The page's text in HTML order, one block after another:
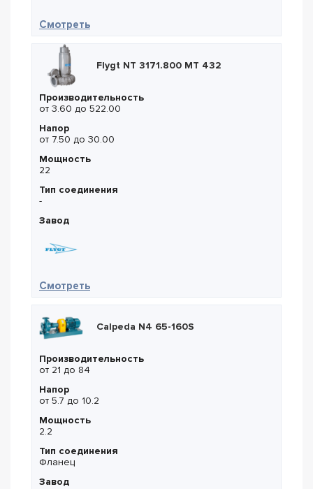
Смотреть— Flygt FZ 3127.350 SH 246
Flygt NT 3171.800 MT 432
Производительность
от 3.60 до 522.00
Напор
от 7.50 до 30.00
Мощность
22
Тип соединения
-
Завод
Смотреть— Flygt NT 3171.800 MT 432
Calpeda N4 65-160S
Производительность
от 21 до 84
Напор
от 5.7 до 10.2
Мощность
2.2
Тип соединения
Фланец
Завод